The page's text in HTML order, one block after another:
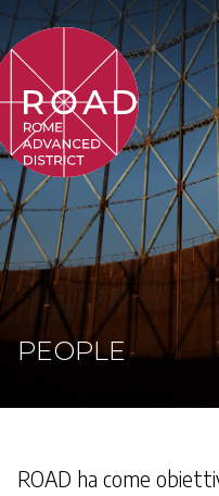
PEOPLE
ROAD ha come